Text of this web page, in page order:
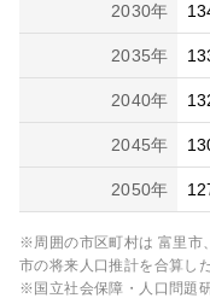
2030年
2035年
2040年
2045年
2050年
※周囲の市区町村は 富里市
市の将来人口推計を合算し
※国立社会保障・人口問題